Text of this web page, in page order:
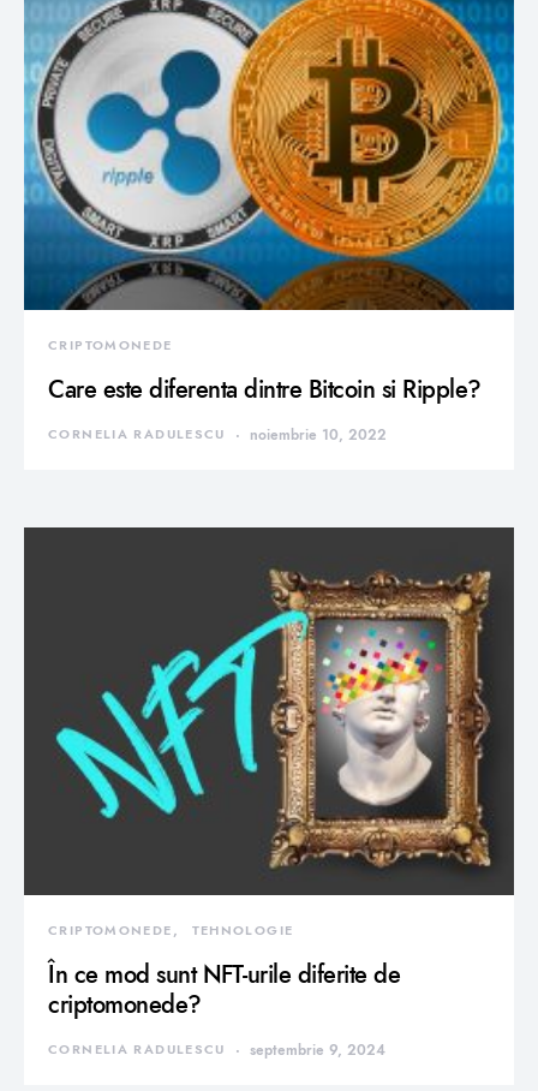
CRIPTOMONEDE
Care este diferenta dintre Bitcoin si Ripple?
CORNELIA RADULESCU noiembrie 10, 2022
CRIPTOMONEDE TEHNOLOGIE
În ce mod sunt NFT-urile diferite de
criptomonede?
CORNELIA RADULESCU septembrie 9, 2024